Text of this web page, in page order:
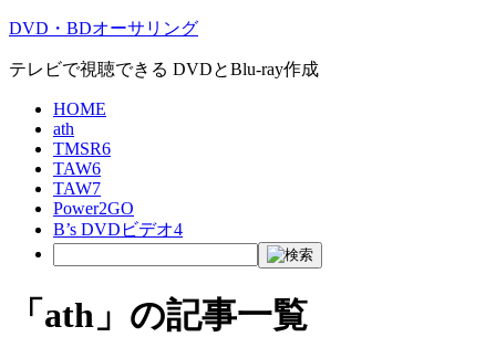
DVD・BDオーサリング
テレビで視聴できる DVDとBlu-ray作成
HOME
ath
TMSR6
TAW6
TAW7
Power2GO
B’s DVDビデオ4
「ath」の記事一覧